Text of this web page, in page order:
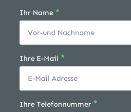
Ihr Name *
Ihre E-Mail *
Ihre Telefonnummer *